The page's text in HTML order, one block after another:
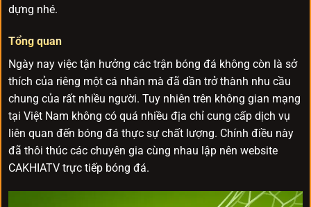
dựng nhé.
Tổng quan
Ngày nay việc tận hưởng các trận bóng đá không còn là sở
thích của riêng một cá nhân mà đã dần trở thành nhu cầu
chung của rất nhiều người. Tuy nhiên trên không gian mạng
tại Việt Nam không có quá nhiều địa chỉ cung cấp dịch vụ
liên quan đến bóng đá thực sự chất lượng. Chính điều này
đã thôi thúc các chuyên gia cùng nhau lập nên website
CAKHIATV trực tiếp bóng đá.